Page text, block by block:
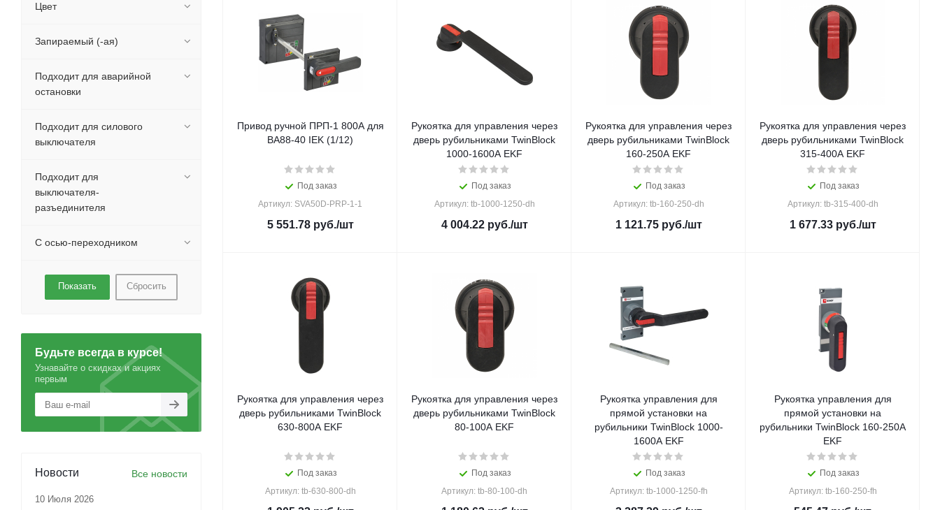
Привод ручной ПРП-1 800A для
ВА88-40 IEK (1/12)
Под заказ
Артикул: SVA50D-PRP-1-1
5 551.78руб./шт
Рукоятка для управления через
дверь рубильниками TwinBlock
1000-1600А EKF
Под заказ
Артикул: tb-1000-1250-dh
4 004.22руб./шт
Рукоятка для управления через
дверь рубильниками TwinBlock
160-250А EKF
Под заказ
Артикул: tb-160-250-dh
1 121.75руб./шт
Рукоятка для управления через
дверь рубильниками TwinBlock
315-400А EKF
Под заказ
Артикул: tb-315-400-dh
1 677.33руб./шт
Рукоятка для управления через
дверь рубильниками TwinBlock
630-800А EKF
Под заказ
Артикул: tb-630-800-dh
Рукоятка для управления через
дверь рубильниками TwinBlock
80-100А EKF
Под заказ
Артикул: tb-80-100-dh
Рукоятка управления для
прямой установки на
рубильники TwinBlock 1000-
1600А EKF
Под заказ
Артикул: tb-1000-1250-fh
Рукоятка управления для
прямой установки на
рубильники TwinBlock 160-250А
EKF
Под заказ
Артикул: tb-160-250-fh
Цвет
Запираемый (-ая)
Подходит для аварийной
остановки
Подходит для силового
выключателя
Подходит для
выключателя-
разъединителя
С осью-переходником
Сбросить
Будьте всегда в курсе!
Узнавайте о скидках и акциях
первым
Новости Все новости
10 Июля 2026